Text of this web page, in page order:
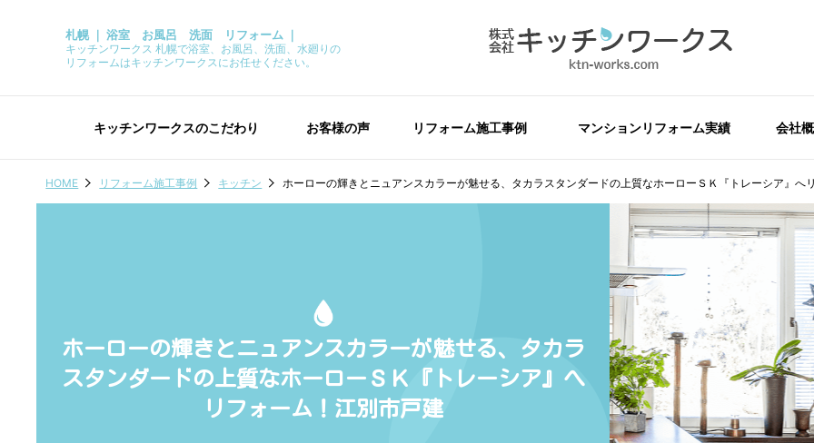
札幌 ｜ 浴室 お風呂 洗面 リフォーム ｜
キッチンワークス 札幌で浴室、お風呂、洗面、水廻りの
リフォームはキッチンワークスにお任せください。
キッチンワークスのこだわり お客様の声 リフォーム施工事例 マンションリフォーム実績 会社
HOME リフォーム施工事例 キッチン ホーローの輝きとニュアンスカラーが魅せる、タカラスタンダードの上質なホーローＳＫ『トレーシア』へ
ホーローの輝きとニュアンスカラーが魅せる、タカラ
スタンダードの上質なホーローＳＫ『トレーシア』へ
リフォーム！江別市戸建